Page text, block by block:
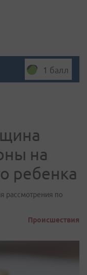
1 балл
на
ребенка
рассмотрения по
Происшествия